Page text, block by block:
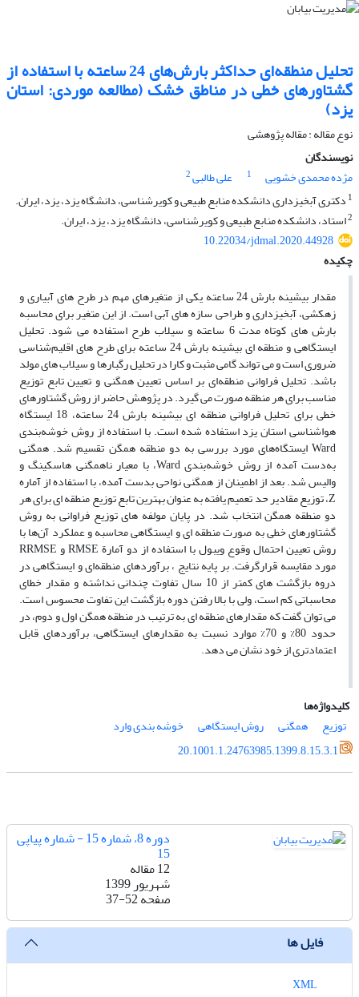
تحلیل منطقه‌ای حداکثر بارش‌های 24 ساعته با استفاده از
گشتاورهای خطی در مناطق خشک (مطالعه موردی: استان
یزد)
نوع مقاله : مقاله پژوهشی
نویسندگان
مژده محمدی خشویی
1 علی طالبی2
1 دکتری آبخیزداری دانشکده منابع طبیعی و کویرشناسی، دانشگاه یزد، یزد، ایران.
2استاد، دانشکده منابع طبیعی و کویرشناسی، دانشگاه یزد، یزد، ایران.
10.22034/jdmal.2020.44928
چکیده
مقدار بیشینه بارش 24 ساعته یکی از متغیرهای مهم در طرح های آبیاری و
زهکشی، آبخیزداری و طراحی سازه های آبی است. از این متغیر برای محاسبه
بارش های کوتاه مدت 6 ساعته و سیلاب طرح استفاده می شود. تحلیل
ایستگاهی و منطقه ای بیشینه بارش 24 ساعته برای طرح های اقلیم‌شناسی
ضروری است و می تواند گامی مثبت و کارا در تحلیل رگبارها و سیلاب های مولد
باشد. تحلیل فراوانی منطقه‌ای بر اساس تعیین همگنی و تعیین تابع توزیع
مناسب برای هر منطقه صورت می گیرد. در پژوهش حاضر از روش گشتاورهای
خطی برای تحلیل فراوانی منطقه ای بیشینه بارش 24 ساعته، 18 ایستگاه
هواشناسی استان یزد استفاده شده است. با استفاده از روش خوشه‌بندی
Ward ایستگاه‌های مورد بررسی به دو منطقه همگن تقسیم شد. همگنی
به‌دست آمده از روش خوشه‌بندی Ward، با معیار ناهمگنی هاسکینگ و
والیس شد. بعد از اطمینان از همگنی نواحی بدست آمده، با استفاده از آماره
Z، توزیع مقادیر حد تعمیم یافته به عنوان بهترین تابع توزیع منطقه ای برای هر
دو منطقه همگن انتخاب شد. در پایان مولفه های توزیع فراوانی به روش
گشتاورهای خطی به صورت منطقه ای و ایستگاهی محاسبه و عملکرد آن‌ها با
روش تعیین احتمال وقوع ویبول با استفاده از دو آمارة RMSE و RRMSE
مورد مقایسه قرارگرفت. بر پایه نتایج ، برآوردهای منطقه‌ای و ایستگاهی در
دروه بازگشت های کمتر از 10 سال تفاوت چندانی نداشته و مقدار خطای
محاسباتی کم است، ولی با بالا رفتن دوره بازگشت این تفاوت محسوس است.
می توان گفت که مقدارهای منطقه ای به ترتیب در منطقه همگن اول و دوم، در
حدود 80% و 70% موارد نسبت به مقدارهای ایستگاهی، برآوردهای قابل
اعتمادتری از خود نشان می دهد.
کلیدواژه‌ها
توزیع
همگنی روش ایستگاهی
خوشه بندی وارد
20.1001.1.24763985.1399.8.15.3.1
دوره 8، شماره 15 - شماره پیاپی
15
12 مقاله
شهریور 1399
صفحه37-52
فایل ها